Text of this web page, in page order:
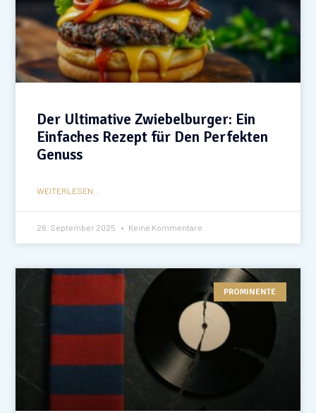
Der Ultimative Zwiebelburger: Ein
Einfaches Rezept für Den Perfekten
Genuss
WEITERLESEN...
26. September 2025 Keine Kommentare
PROMINENTE